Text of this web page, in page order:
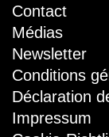
Contact
Médias
Newsletter
Conditions
Déclaration
Impressum